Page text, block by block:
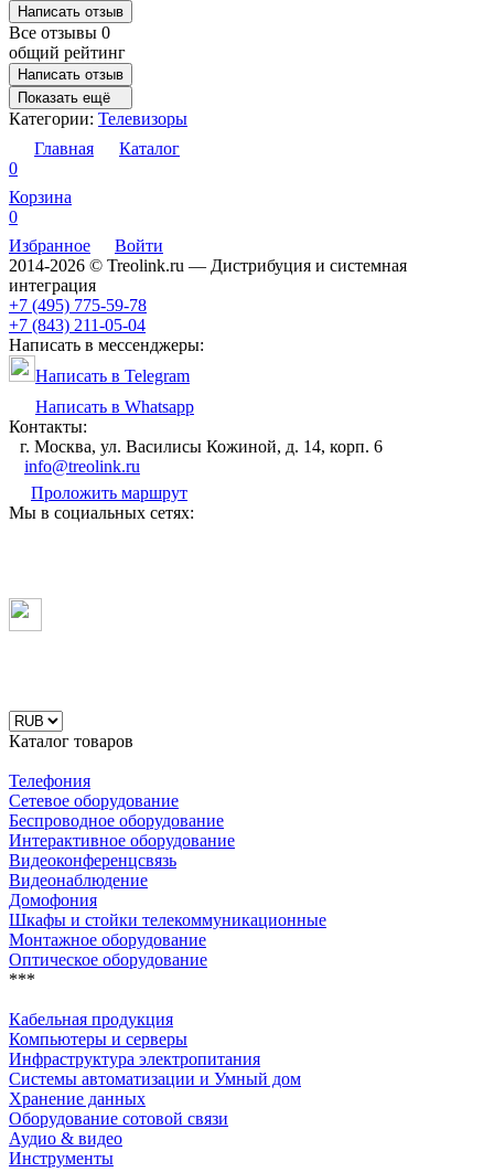
Написать отзыв
Все отзывы 0
общий рейтинг
Написать отзыв
Показать ещё
Категории: Телевизоры
Главная
Каталог
0
Корзина
0
Избранное
Войти
2014-2026 © Treolink.ru — Дистрибуция и системная
интеграция
+7 (495) 775-59-78
+7 (843) 211-05-04
Написать в мессенджеры:
Написать в Telegram
Написать в Whatsapp
Контакты:
г. Москва, ул. Василисы Кожиной, д. 14, корп. 6
info@treolink.ru
Проложить маршрут
Мы в социальных сетях:
Каталог товаров
Телефония
Сетевое оборудование
Беспроводное оборудование
Интерактивное оборудование
Видеоконференцсвязь
Видеонаблюдение
Домофония
Шкафы и стойки телекоммуникационные
Монтажное оборудование
Оптическое оборудование
***
Кабельная продукция
Компьютеры и серверы
Инфраструктура электропитания
Системы автоматизации и Умный дом
Хранение данных
Оборудование сотовой связи
Аудио & видео
Инструменты